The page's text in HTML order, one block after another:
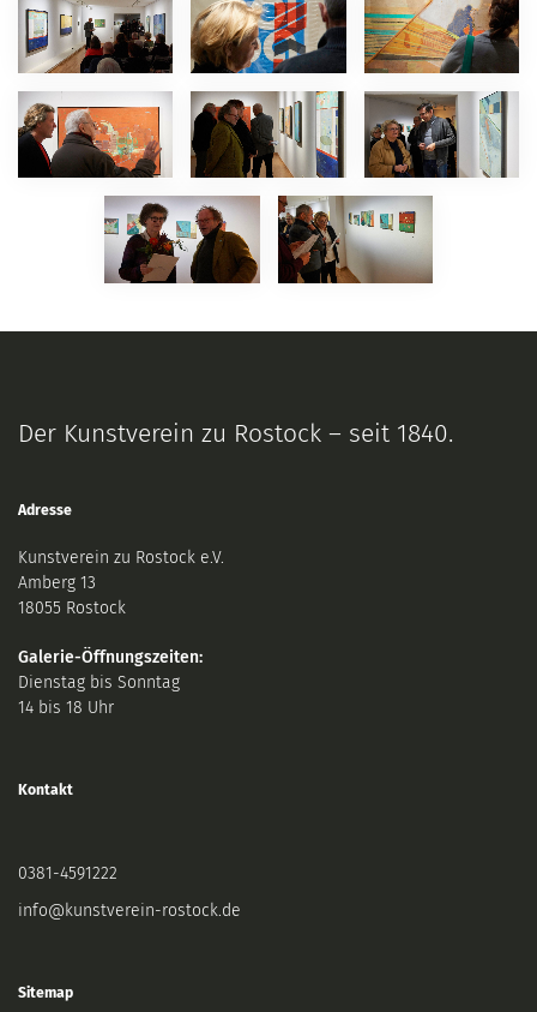
Der Kunstverein zu Rostock – seit 1840.
Adresse
Kunstverein zu Rostock e.V.
Amberg 13
18055 Rostock
Galerie-Öffnungszeiten:
Dienstag bis Sonntag
14 bis 18 Uhr
Kontakt
0381-4591222
info@kunstverein-rostock.de
Sitemap